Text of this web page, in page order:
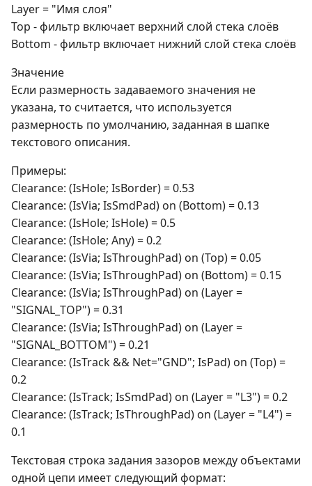
Layer = "Имя слоя"
Top - фильтр включает верхний слой стека слоёв
Bottom - фильтр включает нижний слой стека слоёв
Значение
Если размерность задаваемого значения не
указана, то считается, что используется
размерность по умолчанию, заданная в шапке
текстового описания.
Примеры:
Clearance: (IsHole; IsBorder) = 0.53
Clearance: (IsVia; IsSmdPad) on (Bottom) = 0.13
Clearance: (IsHole; IsHole) = 0.5
Clearance: (IsHole; Any) = 0.2
Clearance: (IsVia; IsThroughPad) on (Top) = 0.05
Clearance: (IsVia; IsThroughPad) on (Bottom) = 0.15
Clearance: (IsVia; IsThroughPad) on (Layer =
"SIGNAL_TOP") = 0.31
Clearance: (IsVia; IsThroughPad) on (Layer =
"SIGNAL_BOTTOM") = 0.21
Clearance: (IsTrack && Net="GND"; IsPad) on (Top) =
0.2
Clearance: (IsTrack; IsSmdPad) on (Layer = "L3") = 0.2
Clearance: (IsTrack; IsThroughPad) on (Layer = "L4") =
0.1
Текстовая строка задания зазоров между объектами
одной цепи имеет следующий формат: